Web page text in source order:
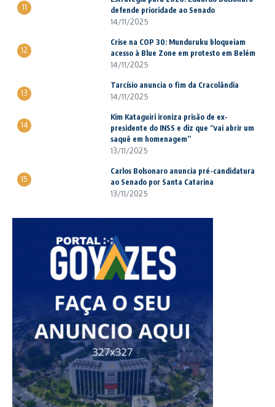
11
defende prioridade ao Senado
14/11/2025
12
Crise na COP 30: Munduruku bloqueiam
acesso à Blue Zone em protesto em Belém
14/11/2025
13
Tarcísio anuncia o fim da Cracolândia
14/11/2025
14
Kim Kataguiri ironiza prisão de ex-
presidente do INSS e diz que “vai abrir um
saquê em homenagem”
13/11/2025
15
Carlos Bolsonaro anuncia pré-candidatura
ao Senado por Santa Catarina
13/11/2025